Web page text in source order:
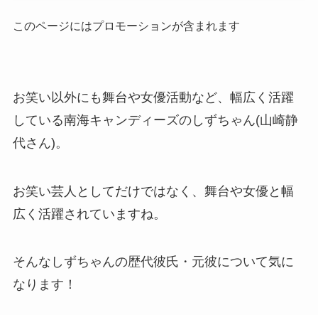
このページにはプロモーションが含まれます
お笑い以外にも舞台や女優活動など、幅広く活躍
している南海キャンディーズのしずちゃん(山崎静
代さん)。
お笑い芸人としてだけではなく、舞台や女優と幅
広く活躍されていますね。
そんなしずちゃんの歴代彼氏・元彼について気に
なります！